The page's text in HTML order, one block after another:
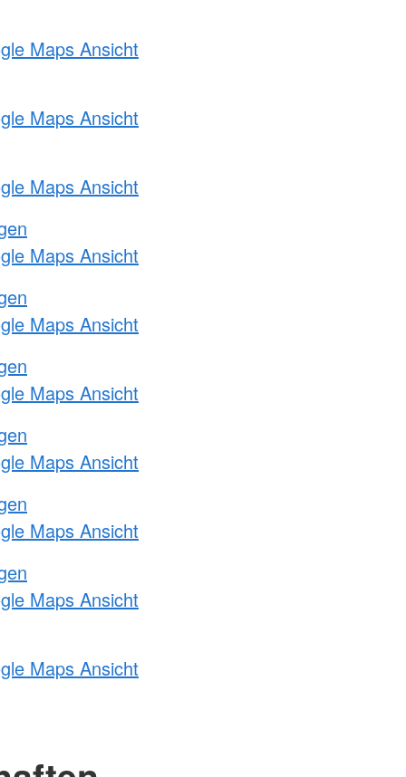
Maps Ansicht
Maps Ansicht
Maps Ansicht
Maps Ansicht
Maps Ansicht
Maps Ansicht
Maps Ansicht
Maps Ansicht
Maps Ansicht
Maps Ansicht